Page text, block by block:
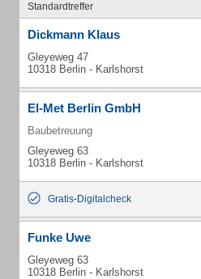
Standardtreffer
Dickmann Klaus
Gleyeweg 47
10318 Berlin - Karlshorst
El-Met Berlin GmbH
Baubetreuung
Gleyeweg 63
10318 Berlin - Karlshorst
Gratis-Digitalcheck
Funke Uwe
Gleyeweg 63
10318 Berlin - Karlshorst